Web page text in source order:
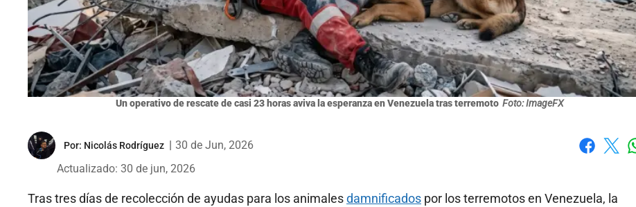
Un operativo de rescate de casi 23 horas aviva la esperanza en Venezuela tras terremoto Foto: ImageFX
Por: Nicolás Rodríguez
30 de Jun, 2026
Actualizado: 30 de jun, 2026
Tras tres días de recolección de ayudas para los animalesdamnificados por los terremotos en Venezuela, la